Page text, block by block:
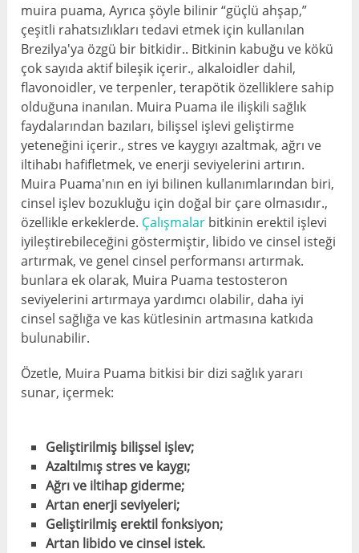
muira puama, Ayrıca şöyle bilinir “güçlü ahşap,”
çeşitli rahatsızlıkları tedavi etmek için kullanılan
Brezilya'ya özgü bir bitkidir.. Bitkinin kabuğu ve kökü
çok sayıda aktif bileşik içerir., alkaloidler dahil,
flavonoidler, ve terpenler, terapötik özelliklere sahip
olduğuna inanılan. Muira Puama ile ilişkili sağlık
faydalarından bazıları, bilişsel işlevi geliştirme
yeteneğini içerir., stres ve kaygıyı azaltmak, ağrı ve
iltihabı hafifletmek, ve enerji seviyelerini artırın.
Muira Puama'nın en iyi bilinen kullanımlarından biri,
cinsel işlev bozukluğu için doğal bir çare olmasıdır.,
özellikle erkeklerde. Çalışmalar bitkinin erektil işlevi
iyileştirebileceğini göstermiştir, libido ve cinsel isteği
artırmak, ve genel cinsel performansı artırmak.
bunlara ek olarak, Muira Puama testosteron
seviyelerini artırmaya yardımcı olabilir, daha iyi
cinsel sağlığa ve kas kütlesinin artmasına katkıda
bulunabilir.
Özetle, Muira Puama bitkisi bir dizi sağlık yararı
sunar, içermek:
Geliştirilmiş bilişsel işlev;
Azaltılmış stres ve kaygı;
Ağrı ve iltihap giderme;
Artan enerji seviyeleri;
Geliştirilmiş erektil fonksiyon;
Artan libido ve cinsel istek.